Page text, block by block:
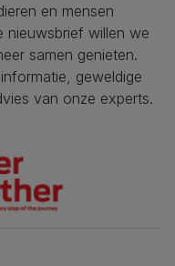
en mensen
nieuwsbrief willen we
samen genieten.
geweldige
van onze experts.